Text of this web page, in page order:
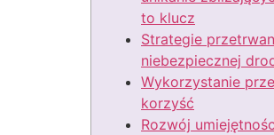
to klucz
Strategie
niebezpiecznej
Wykorzystanie
korzyść
Rozwój